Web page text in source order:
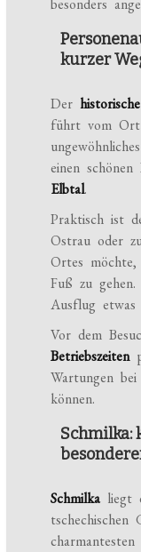
besonders
kurzer
Der
führt vom
einen
Elbtal.
Praktisch ist
Ostrau oder
Ortes
Fuß zu
Ausflug etwas
Vor dem
Betriebszeiten
Wartungen
können.
Schmilka:
Schmilkaliegt